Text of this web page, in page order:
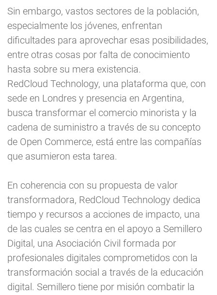
Sin embargo, vastos sectores de la población,
especialmente los jóvenes, enfrentan
dificultades para aprovechar esas posibilidades,
entre otras cosas por falta de conocimiento
hasta sobre su mera existencia.
RedCloud Technology, una plataforma que, con
sede en Londres y presencia en Argentina,
busca transformar el comercio minorista y la
cadena de suministro a través de su concepto
de Open Commerce, está entre las compañías
que asumieron esta tarea.
En coherencia con su propuesta de valor
transformadora, RedCloud Technology dedica
tiempo y recursos a acciones de impacto, una
de las cuales se centra en el apoyo a Semillero
Digital, una Asociación Civil formada por
profesionales digitales comprometidos con la
transformación social a través de la educación
digital. Semillero tiene por misión combatir la